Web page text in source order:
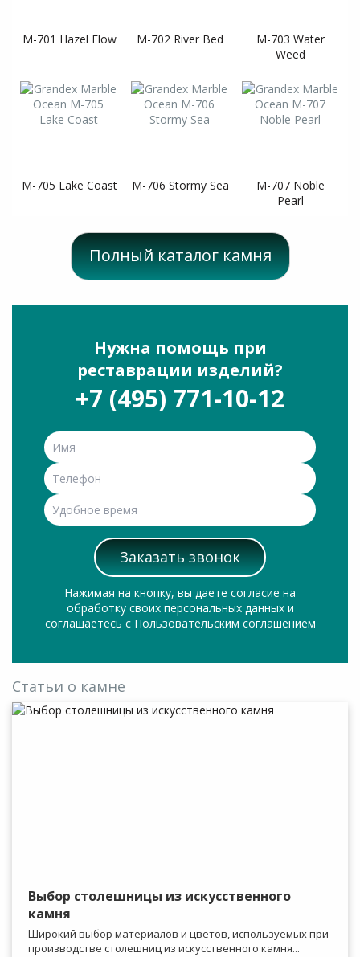
M-701 Hazel Flow M-702 River Bed
M-703 Water
Weed
M-705 Lake Coast M-706 Stormy Sea
M-707 Noble
Pearl
Полный каталог камня
Нужна помощь при
реставрации изделий?
+7 (495) 771-10-12
Нажимая на кнопку, вы даете согласие на
обработку своих персональных данных и
соглашаетесь сПользовательским соглашением
Статьи о камне
Выбор столешницы из искусственного
камня
Широкий выбор материалов и цветов, используемых при
производстве столешниц из искусственного камня...